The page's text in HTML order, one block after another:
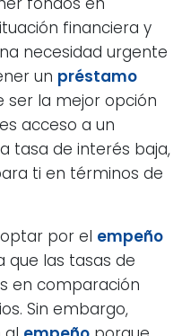
financiera y
necesidad urgente
un préstamo
ser la mejor opción
acceso a un
tasa de interés baja,
ti en términos de
por el empeño
que las tasas de
en comparación
Sin embargo,